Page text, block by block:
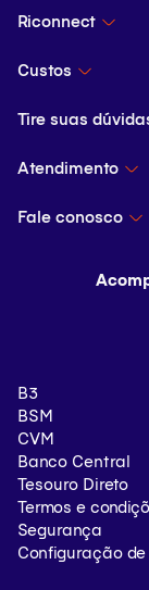
Quem somos
Vantagens Rico
Políticas
Investimentos
Todos os
Simulador de
Ferramentas
Cartão de crédito
Conta digital
Riconnect
Blog
Custos
Custos
Tire suas
Central de
Dicionário de
Atendimento
Atendimento CVM
Fale conosco
0800-774-0402
0800-000-0057
Ouvidoria
0800-722-3730
B3
BSM
CVM
Banco Central
Tesouro Direto
Termos e
Segurança
Configuração de